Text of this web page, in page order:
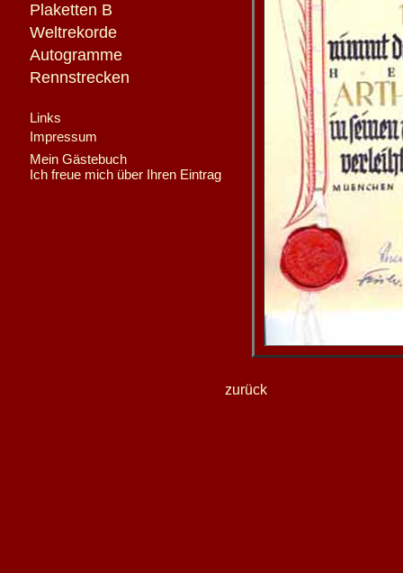
Plaketten B
Weltrekorde
Autogramme
Rennstrecken
Links
Impressum
Mein Gästebuch
Ich freue mich über Ihren Eintrag
zurück